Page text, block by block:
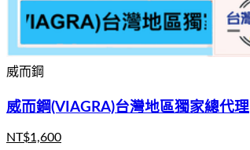
威而鋼
威而鋼(VIAGRA)台灣地區獨家總代理
NT$1,600